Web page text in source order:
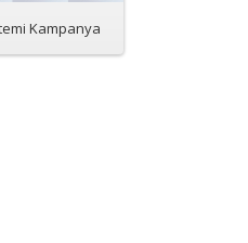
Kampanya